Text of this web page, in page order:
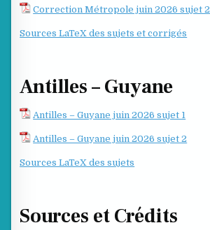
Correction Métropole juin 2026 sujet 2
Sources LaTeX des sujets et corrigés
Antilles – Guyane
Antilles – Guyane juin 2026 sujet 1
Antilles – Guyane juin 2026 sujet 2
Sources LaTeX des sujets
Sources et Crédits